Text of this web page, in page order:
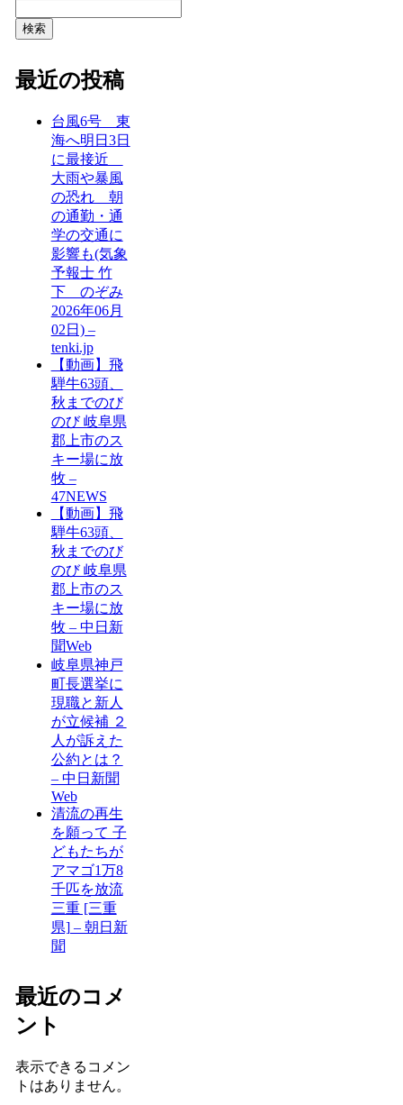
検索
最近の投稿
台風6号 東
海へ明日3日
に最接近
大雨や暴風
の恐れ 朝
の通勤・通
学の交通に
影響も(気象
予報士 竹
下 のぞみ
2026年06月
02日) –
tenki.jp
【動画】飛
騨牛63頭、
秋までのび
のび 岐阜県
郡上市のス
キー場に放
牧 –
47NEWS
【動画】飛
騨牛63頭、
秋までのび
のび 岐阜県
郡上市のス
キー場に放
牧 – 中日新
聞Web
岐阜県神戸
町長選挙に
現職と新人
が立候補 ２
人が訴えた
公約とは？
– 中日新聞
Web
清流の再生
を願って 子
どもたちが
アマゴ1万8
千匹を放流
三重 [三重
県] – 朝日新
聞
最近のコメ
ント
表示できるコメン
トはありません。